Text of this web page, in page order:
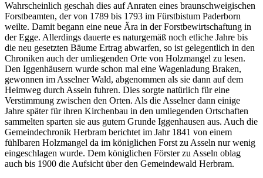
Wahrscheinlich geschah dies auf Anraten eines braunschweigischen
Forstbeamten, der von 1789 bis 1793 im Fürstbistum Paderborn
weilte. Damit begann eine neue Ära in der Forstbewirtschaftung in
der Egge. Allerdings dauerte es naturgemäß noch etliche Jahre bis
die neu gesetzten Bäume Ertrag abwarfen, so ist gelegentlich in den
Chroniken auch der umliegenden Orte von Holzmangel zu lesen.
Den Iggenhäusern wurde schon mal eine Wagenladung Braken,
gewonnen im Asselner Wald, abgenommen als sie dann auf dem
Heimweg durch Asseln fuhren. Dies sorgte natürlich für eine
Verstimmung zwischen den Orten. Als die Asselner dann einige
Jahre später für ihren Kirchenbau in den umliegenden Ortschaften
sammelten sparten sie aus gutem Grunde Iggenhausen aus. Auch die
Gemeindechronik Herbram berichtet im Jahr 1841 von einem
fühlbaren Holzmangel da im königlichen Forst zu Asseln nur wenig
eingeschlagen wurde. Dem königlichen Förster zu Asseln oblag
auch bis 1900 die Aufsicht über den Gemeindewald Herbram.